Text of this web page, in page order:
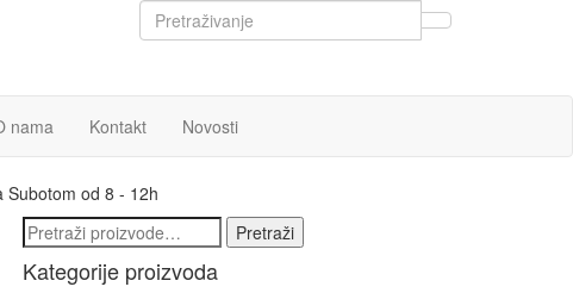
nama Kontakt Novosti
Subotom od 8 - 12h
Pretraži: Pretraži
Kategorije proizvoda